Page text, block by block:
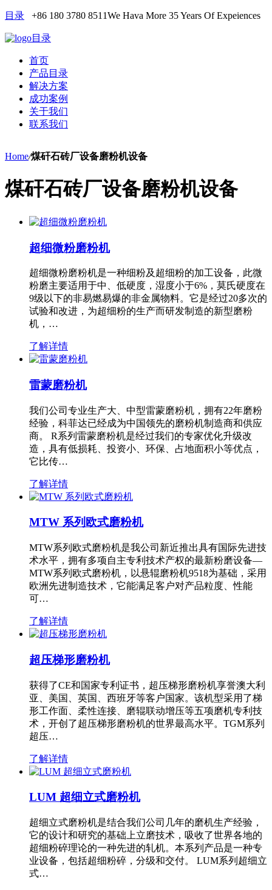
目录 +86 180 3780 8511We Hava More 35 Years Of Expeiences
目录
首页
产品目录
解决方案
成功案例
关于我们
联系我们
Home/煤矸石砖厂设备磨粉机设备
煤矸石砖厂设备磨粉机设备
超细微粉磨粉机
超细微粉磨粉机是一种细粉及超细粉的加工设备，此微
粉磨主要适用于中、低硬度，湿度小于6%，莫氏硬度在
9级以下的非易燃易爆的非金属物料。它是经过20多次的
试验和改进，为超细粉的生产而研发制造的新型磨粉
机，…
了解详情
雷蒙磨粉机
我们公司专业生产大、中型雷蒙磨粉机，拥有22年磨粉
经验，科菲达已经成为中国领先的磨粉机制造商和供应
商。 R系列雷蒙磨粉机是经过我们的专家优化升级改
造，具有低损耗、投资小、环保、占地面积小等优点，
它比传…
了解详情
MTW 系列欧式磨粉机
MTW系列欧式磨粉机是我公司新近推出具有国际先进技
术水平，拥有多项自主专利技术产权的最新粉磨设备—
MTW系列欧式磨粉机，以悬辊磨粉机9518为基础，采用
欧洲先进制造技术，它能满足客户对产品粒度、性能
可…
了解详情
超压梯形磨粉机
获得了CE和国家专利证书，超压梯形磨粉机享誉澳大利
亚、美国、英国、西班牙等客户国家。该机型采用了梯
形工作面、柔性连接、磨辊联动增压等五项磨机专利技
术，开创了超压梯形磨粉机的世界最高水平。TGM系列
超压…
了解详情
LUM 超细立式磨粉机
超细立式磨粉机是结合我们公司几年的磨机生产经验，
它的设计和研究的基础上立磨技术，吸收了世界各地的
超细粉碎理论的一种先进的轧机。本系列产品是一种专
业设备，包括超细粉碎，分级和交付。 LUM系列超细立
式…